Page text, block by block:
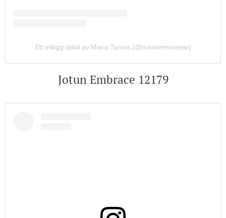
Ett inlägg delat av Maria Tarvos (@mariarenoverar)
Jotun Embrace 12179